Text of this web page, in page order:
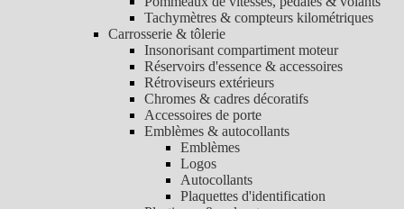
Tachymètres & compteurs kilométriques
Carrosserie & tôlerie
Insonorisant compartiment moteur
Réservoirs d'essence & accessoires
Rétroviseurs extérieurs
Chromes & cadres décoratifs
Accessoires de porte
Emblèmes & autocollants
Emblèmes
Logos
Autocollants
Plaquettes d'identification